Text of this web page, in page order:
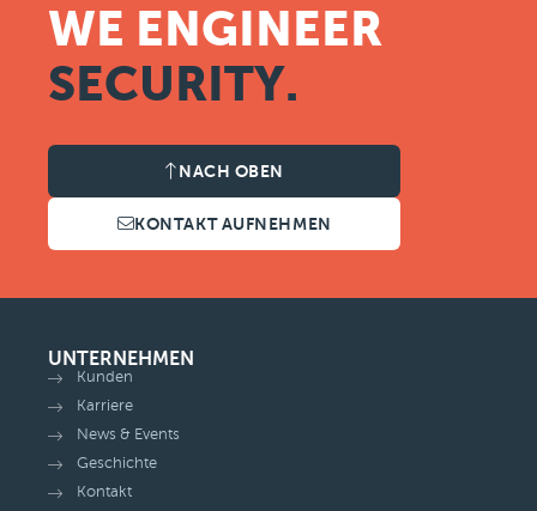
WE ENGINEER
SECURITY.
NACH OBEN
KONTAKT AUFNEHMEN
UNTERNEHMEN
Kunden
Karriere
News & Events
Geschichte
Kontakt